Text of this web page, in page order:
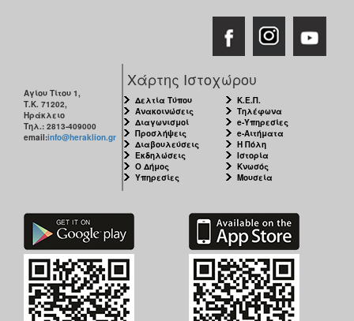
Αγίου Τίτου 1,
Τ.Κ. 71202,
Ηράκλειο
Τηλ.: 2813-409000
email:info@heraklion.gr
Χάρτης Ιστοχώρου
Δελτία Τύπου
Ανακοινώσεις
Διαγωνισμοί
Προσλήψεις
Διαβουλεύσεις
Εκδηλώσεις
Ο Δήμος
Υπηρεσίες
Κ.Ε.Π.
Τηλέφωνα
e-Υπηρεσίες
e-Αιτήματα
Η Πόλη
Ιστορία
Κνωσός
Μουσεία